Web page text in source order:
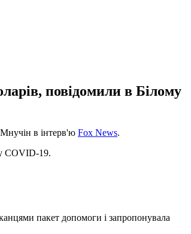
повідомили в Білому
в інтерв'ю Fox News.
COVID-19.
пакет допомоги і запропонувала